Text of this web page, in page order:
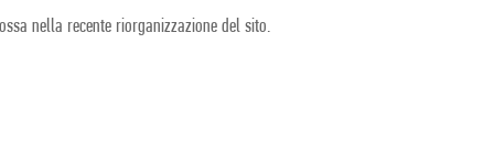
nella recente riorganizzazione del sito.